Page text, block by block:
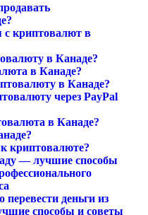
с криптовалют в
в Канаде?
в Канаде?
в Канаде?
через PayPal
в Канаде?
криптовалюте?
— лучшие способы
перевести деньги из
способы и советы